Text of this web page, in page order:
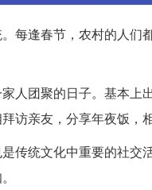
每逢春节，农村的人们
人团聚的日子。基本
访亲友，分享年夜饭，
传统文化中重要的社交